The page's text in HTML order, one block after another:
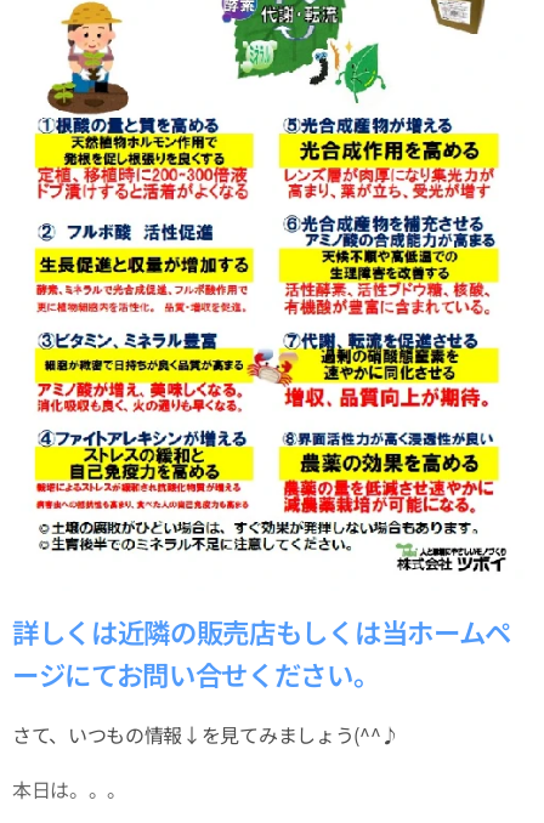
詳しくは近隣の販売店もしくは当ホームペ
ージにてお問い合せください。
さて、いつもの情報↓を見てみましょう(^^♪
本日は。。。